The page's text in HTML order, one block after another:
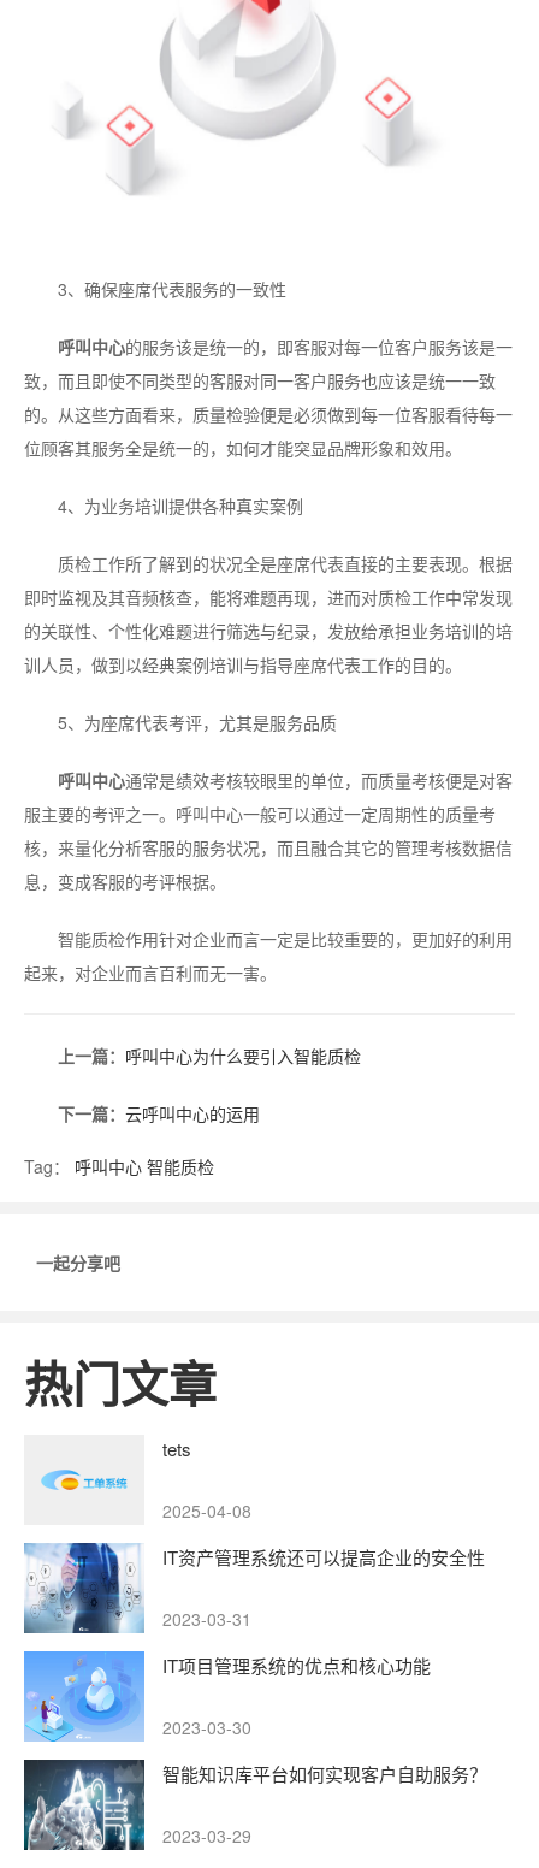
3、确保座席代表服务的一致性
呼叫中心的服务该是统一的，即客服对每一位客户服务该是一
致，而且即使不同类型的客服对同一客户服务也应该是统一一致
的。从这些方面看来，质量检验便是必须做到每一位客服看待每一
位顾客其服务全是统一的，如何才能突显品牌形象和效用。
4、为业务培训提供各种真实案例
质检工作所了解到的状况全是座席代表直接的主要表现。根据
即时监视及其音频核查，能将难题再现，进而对质检工作中常发现
的关联性、个性化难题进行筛选与纪录，发放给承担业务培训的培
训人员，做到以经典案例培训与指导座席代表工作的目的。
5、为座席代表考评，尤其是服务品质
呼叫中心通常是绩效考核较眼里的单位，而质量考核便是对客
服主要的考评之一。呼叫中心一般可以通过一定周期性的质量考
核，来量化分析客服的服务状况，而且融合其它的管理考核数据信
息，变成客服的考评根据。
智能质检作用针对企业而言一定是比较重要的，更加好的利用
起来，对企业而言百利而无一害。
上一篇： 呼叫中心为什么要引入智能质检
下一篇： 云呼叫中心的运用
Tag： 呼叫中心 智能质检
一起分享吧
热门文章
tets
2025-04-08
IT资产管理系统还可以提高企业的安全性
2023-03-31
IT项目管理系统的优点和核心功能
2023-03-30
智能知识库平台如何实现客户自助服务？
2023-03-29